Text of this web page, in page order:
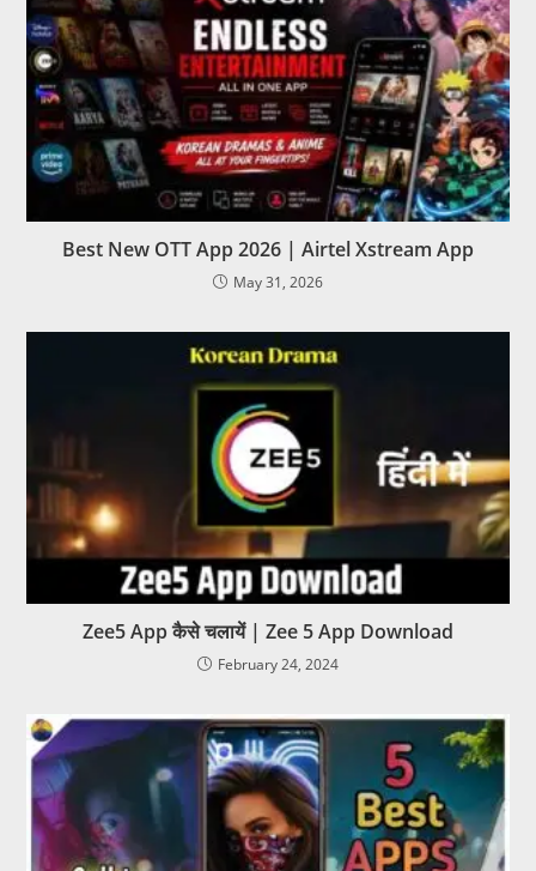
Best New OTT App 2026 | Airtel Xstream App
May 31, 2026
Zee5 App कैसे चलायें | Zee 5 App Download
February 24, 2024